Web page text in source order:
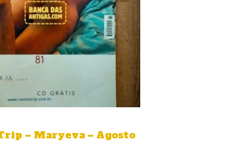
– Maryeva – Agosto